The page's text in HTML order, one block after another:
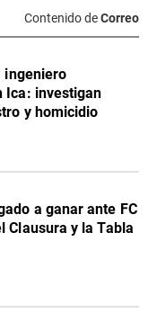
Contenido deCorreo
ingeniero
Ica: investigan
y homicidio
a ganar ante FC
Clausura y la Tabla